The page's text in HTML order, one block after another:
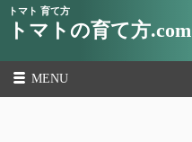
トマト 育て方
トマトの育て方.com
MENU